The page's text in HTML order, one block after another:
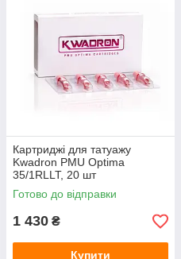
Картриджі для татуажу
Kwadron PMU Optima
35/1RLLT, 20 шт
Готово до відправки
1 430 ₴
Купити